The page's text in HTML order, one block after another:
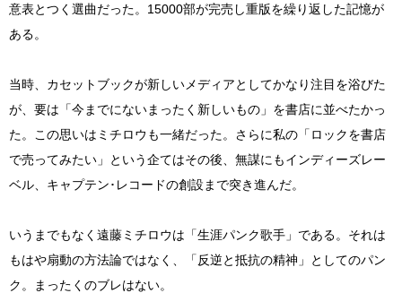
意表とつく選曲だった。15000部が完売し重版を繰り返した記憶が
ある。
当時、カセットブックが新しいメディアとしてかなり注目を浴びた
が、要は「今までにないまったく新しいもの」を書店に並べたかっ
た。この思いはミチロウも一緒だった。さらに私の「ロックを書店
で売ってみたい」という企てはその後、無謀にもインディーズレー
ベル、キャプテン･レコードの創設まで突き進んだ。
いうまでもなく遠藤ミチロウは「生涯パンク歌手」である。それは
もはや扇動の方法論ではなく、「反逆と抵抗の精神」としてのパン
ク。まったくのブレはない。